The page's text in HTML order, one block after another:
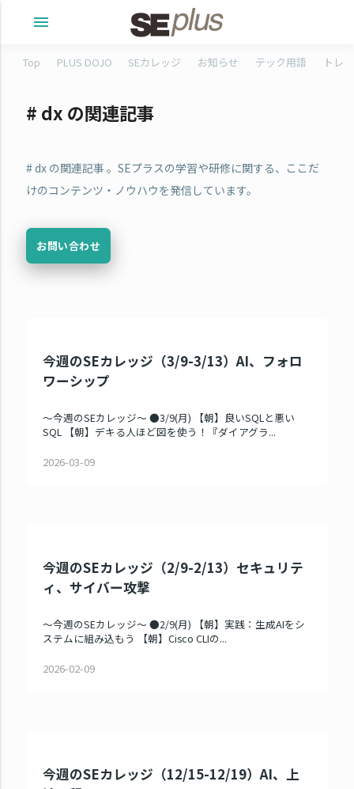
menu
Top PLUS DOJO SEカレッジ お知らせ テック用語 トレ
# dx の関連記事
# dx の関連記事 。SEプラスの学習や研修に関する、ここだ
けのコンテンツ・ノウハウを発信しています。
お問い合わせ
今週のSEカレッジ（3/9-3/13）AI、フォロ
ワーシップ
～今週のSEカレッジ～ ●3/9(月) 【朝】良いSQLと悪い
SQL 【朝】デキる人ほど図を使う！『ダイアグラ...
2026-03-09
今週のSEカレッジ（2/9-2/13）セキュリテ
ィ、サイバー攻撃
～今週のSEカレッジ～ ●2/9(月) 【朝】実践：生成AIをシ
ステムに組み込もう 【朝】Cisco CLIの...
2026-02-09
今週のSEカレッジ（12/15-12/19）AI、上